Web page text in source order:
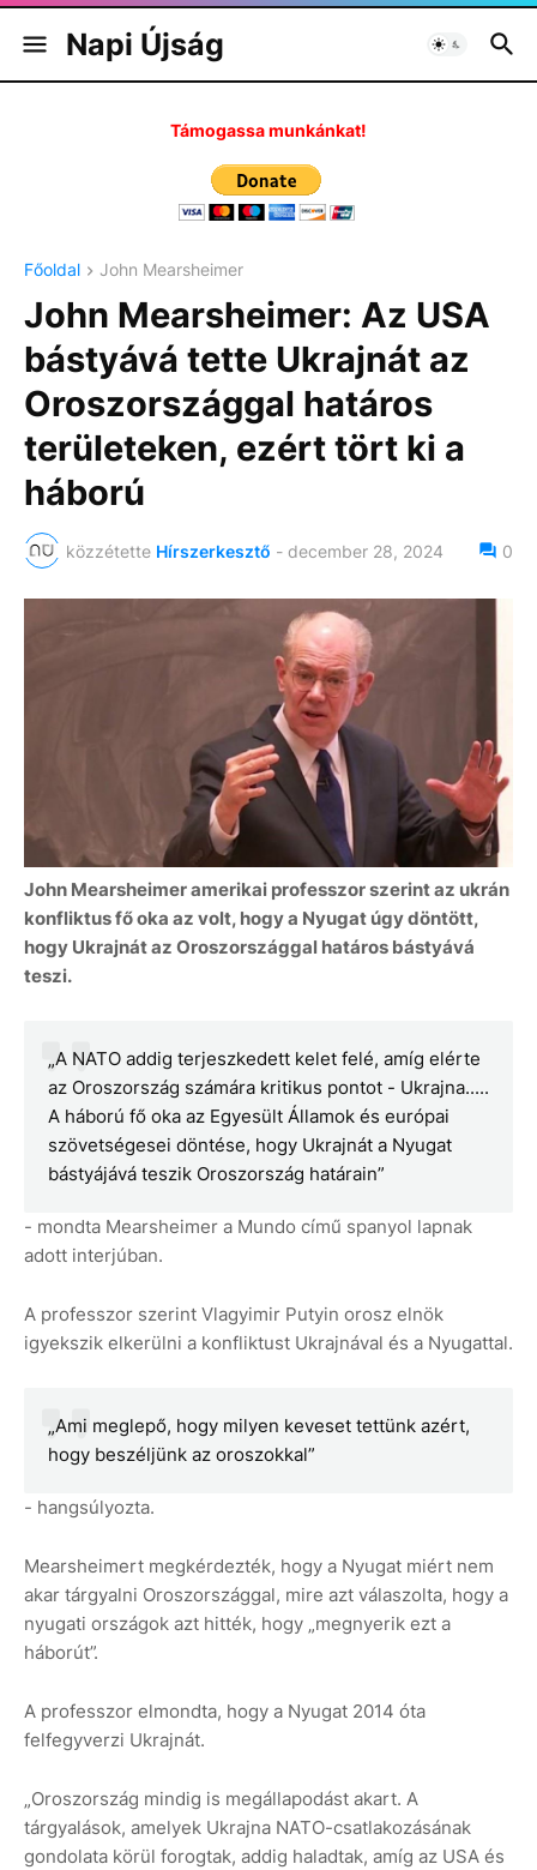
Napi Újság
Támogassa munkánkat!
Főoldal John Mearsheimer
John Mearsheimer: Az USA
bástyává tette Ukrajnát az
Oroszországgal határos
területeken, ezért tört ki a
háború
közzétette Hírszerkesztő - december 28, 2024 0
John Mearsheimer amerikai professzor szerint az ukrán
konfliktus fő oka az volt, hogy a Nyugat úgy döntött,
hogy Ukrajnát az Oroszországgal határos bástyává
teszi.
„A NATO addig terjeszkedett kelet felé, amíg elérte
az Oroszország számára kritikus pontot - Ukrajna.....
A háború fő oka az Egyesült Államok és európai
szövetségesei döntése, hogy Ukrajnát a Nyugat
bástyájává teszik Oroszország határain”
- mondta Mearsheimer a Mundo című spanyol lapnak
adott interjúban.
A professzor szerint Vlagyimir Putyin orosz elnök
igyekszik elkerülni a konfliktust Ukrajnával és a Nyugattal.
„Ami meglepő, hogy milyen keveset tettünk azért,
hogy beszéljünk az oroszokkal”
- hangsúlyozta.
Mearsheimert megkérdezték, hogy a Nyugat miért nem
akar tárgyalni Oroszországgal, mire azt válaszolta, hogy a
nyugati országok azt hitték, hogy „megnyerik ezt a
háborút”.
A professzor elmondta, hogy a Nyugat 2014 óta
felfegyverzi Ukrajnát.
„Oroszország mindig is megállapodást akart. A
tárgyalások, amelyek Ukrajna NATO-csatlakozásának
gondolata körül forogtak, addig haladtak, amíg az USA és